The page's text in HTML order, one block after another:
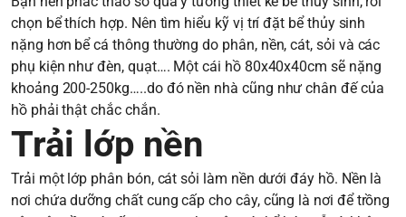
chọn bể thích hợp. Nên tìm hiểu kỹ vị trí đặt bể thủy sinh
nặng hơn bể cá thông thường do phân, nền, cát, sỏi và các
phụ kiện như đèn, quạt…. Một cái hồ 80x40x40cm sẽ nặng
khoảng 200-250kg…..do đó nền nhà cũng như chân đế của
hồ phải thật chắc chắn.
Trải lớp nền
Trải một lớp phân bón, cát sỏi làm nền dưới đáy hồ. Nền là
nơi chứa dưỡng chất cung cấp cho cây, cũng là nơi để trồng